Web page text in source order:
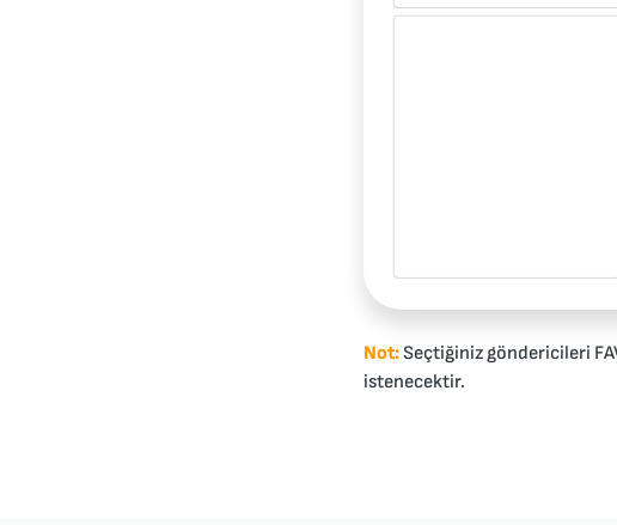
Not:Seçtiğiniz göndericileri
istenecektir.